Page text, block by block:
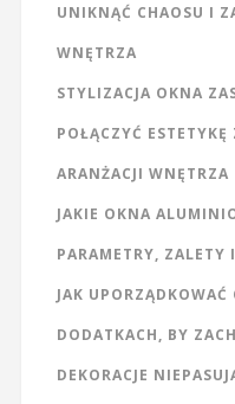
UNIKNĄĆ CHAOSU I
WNĘTRZA
STYLIZACJA OKNA
POŁĄCZYĆ
ARANŻACJI WNĘTRZA
JAKIE OKNA
PARAMETRY, ZALETY
JAK
DODATKACH, BY
DEKORACJE